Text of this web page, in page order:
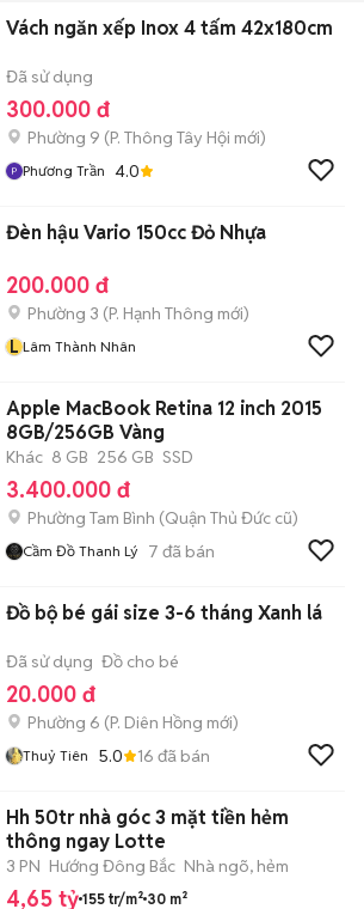
Vách ngăn xếp Inox 4 tấm 42x180cm
Đã sử dụng
300.000 đ
Phường 9 (P. Thông Tây Hội mới)
Phương Trần 4.0
Đèn hậu Vario 150cc Đỏ Nhựa
200.000 đ
Phường 3 (P. Hạnh Thông mới)
L Lâm Thành Nhân
Apple MacBook Retina 12 inch 2015
8GB/256GB Vàng
Khác 8 GB 256 GB SSD
3.400.000 đ
Phường Tam Bình (Quận Thủ Đức cũ)
Cầm Đồ Thanh Lý 7 đã bán
Đồ bộ bé gái size 3-6 tháng Xanh lá
Đã sử dụng Đồ cho bé
20.000 đ
Phường 6 (P. Diên Hồng mới)
Thuỷ Tiên 5.0 16 đã bán
Hh 50tr nhà góc 3 mặt tiền hẻm
thông ngay Lotte
3 PN Hướng Đông Bắc Nhà ngõ, hẻm
4,65 tỷ 155 tr/m² 30 m²